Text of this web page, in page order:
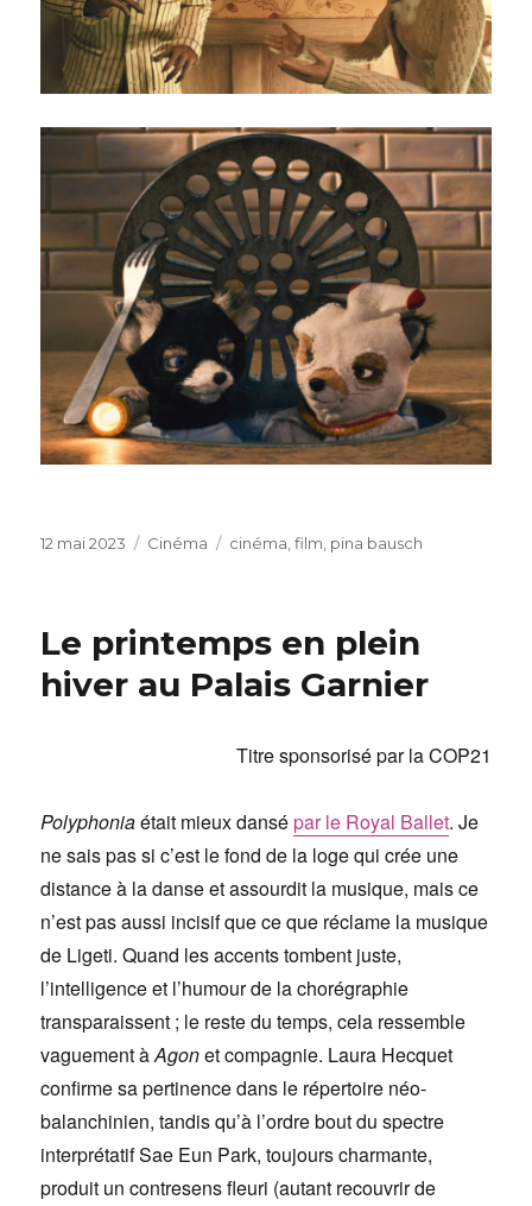
Publié
12 mai 2023 Catégories
Cinéma Étiquettes
cinéma ,film pina bausch
Le printemps en plein
hiver au Palais Garnier
Titre sponsorisé par la COP21
Polyphoniaétait mieux dansépar le Royal Ballet. Je
ne sais pas si c’est le fond de la loge qui crée une
distance à la danse et assourdit la musique, mais ce
n’est pas aussi incisif que ce que réclame la musique
de Ligeti. Quand les accents tombent juste,
l’intelligence et l’humour de la chorégraphie
transparaissent ; le reste du temps, cela ressemble
vaguement àAgonet compagnie. Laura Hecquet
confirme sa pertinence dans le répertoire néo-
balanchinien, tandis qu’à l’ordre bout du spectre
interprétatif Sae Eun Park, toujours charmante,
produit un contresens fleuri (autant recouvrir de